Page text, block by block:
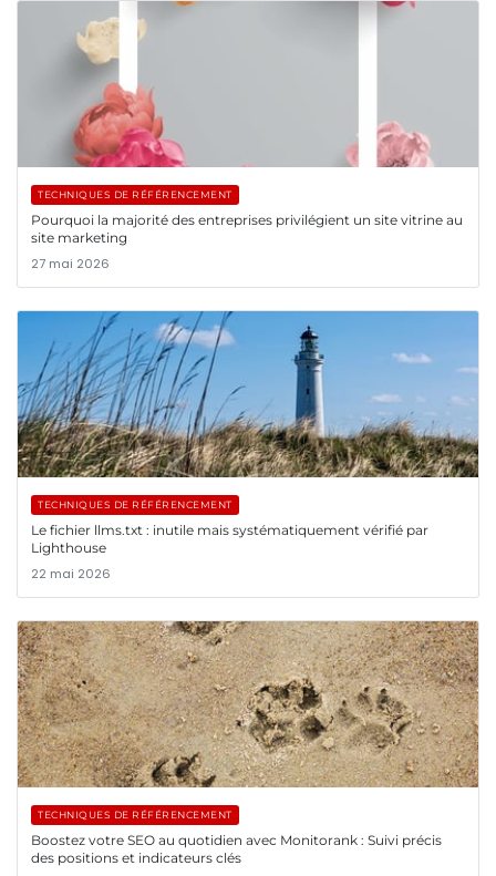
TECHNIQUES DE RÉFÉRENCEMENT
Pourquoi la majorité des entreprises privilégient un site vitrine au
site marketing
27 mai 2026
TECHNIQUES DE RÉFÉRENCEMENT
Le fichier llms.txt : inutile mais systématiquement vérifié par
Lighthouse
22 mai 2026
TECHNIQUES DE RÉFÉRENCEMENT
Boostez votre SEO au quotidien avec Monitorank : Suivi précis
des positions et indicateurs clés